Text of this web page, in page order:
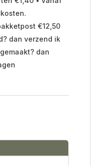
€12,50
dan verzend ik
dan